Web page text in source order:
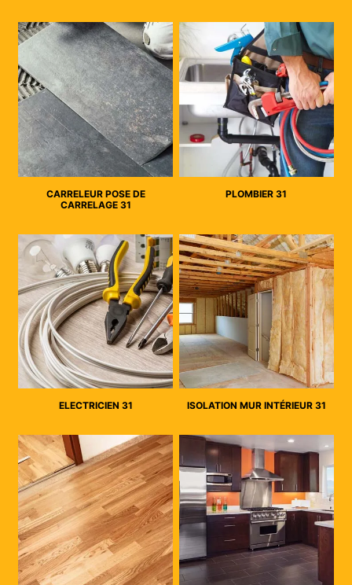
CARRELEUR POSE DE
CARRELAGE 31
PLOMBIER 31
ELECTRICIEN 31 ISOLATION MUR INTÉRIEUR 31